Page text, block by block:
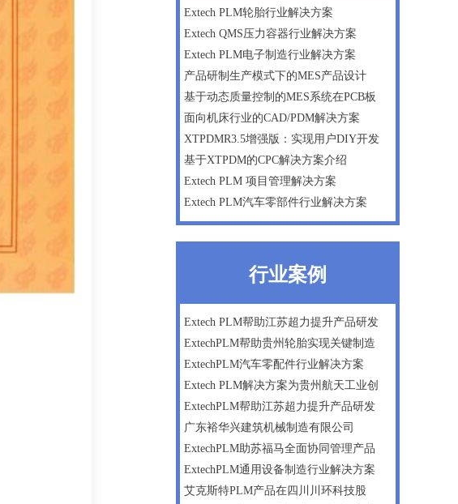
数字化工厂建设咨询
企业战略及管理咨询
Extech PLM轮胎行业解决方案
Extech QMS压力容器行业解决方案
Extech PLM电子制造行业解决方案
产品研制生产模式下的MES产品设计
基于动态质量控制的MES系统在PCB板
面向机床行业的CAD/PDM解决方案
XTPDMR3.5增强版：实现用户DIY开发
基于XTPDM的CPC解决方案介绍
Extech PLM 项目管理解决方案
Extech PLM汽车零部件行业解决方案
行业案例
Extech PLM帮助江苏超力提升产品研发
ExtechPLM帮助贵州轮胎实现关键制造
ExtechPLM汽车零配件行业解决方案
Extech PLM解决方案为贵州航天工业创
ExtechPLM帮助江苏超力提升产品研发
广东裕华兴建筑机械制造有限公司
ExtechPLM助苏福马全面协同管理产品
ExtechPLM通用设备制造行业解决方案
艾克斯特PLM产品在四川川环科技股